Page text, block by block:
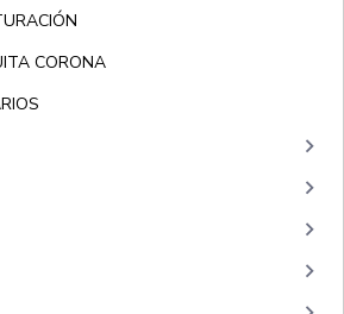
CORONA
keyboard_arrow_right
keyboard_arrow_right
keyboard_arrow_right
keyboard_arrow_right